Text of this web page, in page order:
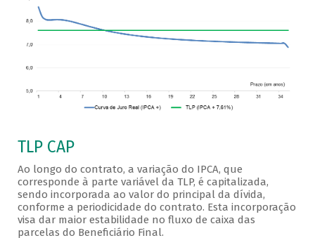
TLP CAP
Ao longo do contrato, a variação do IPCA, que
corresponde à parte variável da TLP, é capitalizada,
sendo incorporada ao valor do principal da dívida,
conforme a periodicidade do contrato. Esta incorporação
visa dar maior estabilidade no fluxo de caixa das
parcelas do Beneficiário Final.